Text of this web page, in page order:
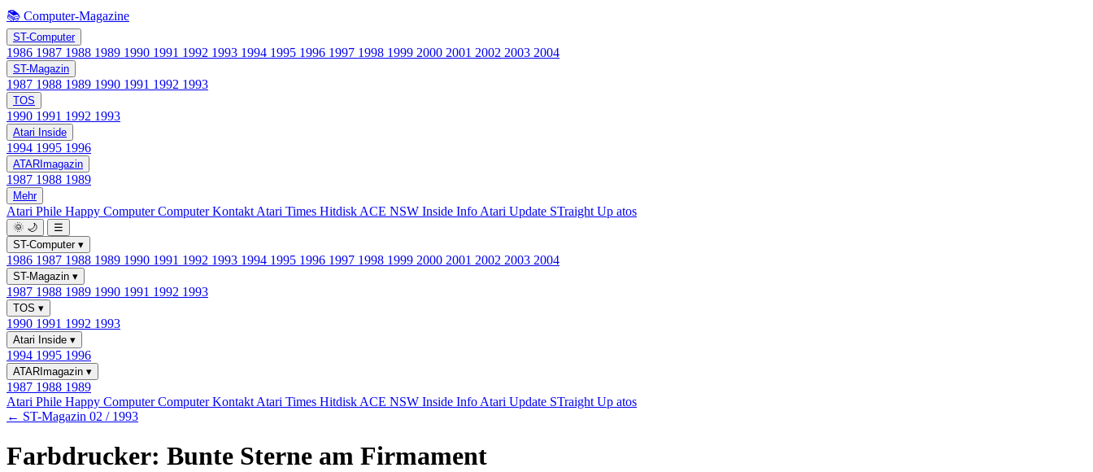
📚 Computer-Magazine
ST-Computer
1986 1987 1988 1989 1990 1991 1992 1993 1994 1995 1996 1997 1998 1999 2000 2001 2002 2003 2004
ST-Magazin
1987 1988 1989 1990 1991 1992 1993
TOS
1990 1991 1992 1993
Atari Inside
1994 1995 1996
ATARImagazin
1987 1988 1989
Mehr
Atari Phile Happy ComputerComputer Kontakt Atari Times Hitdisk ACE NSW Inside Info Atari Update STraight Up atos
🌞 🌙
☰
ST-Computer ▾
1986 1987 1988 1989 1990 1991 1992 1993 1994 1995 1996 1997 1998 1999 2000 2001 2002 2003 2004
ST-Magazin ▾
1987 1988 1989 1990 1991 1992 1993
TOS ▾
1990 1991 1992 1993
Atari Inside ▾
1994 1995 1996
ATARImagazin ▾
1987 1988 1989
Atari Phile Happy ComputerComputer Kontakt Atari Times Hitdisk ACE NSW Inside Info Atari Update STraight Up atos
← ST-Magazin 02 / 1993
Farbdrucker: Bunte Sterne am Firmament